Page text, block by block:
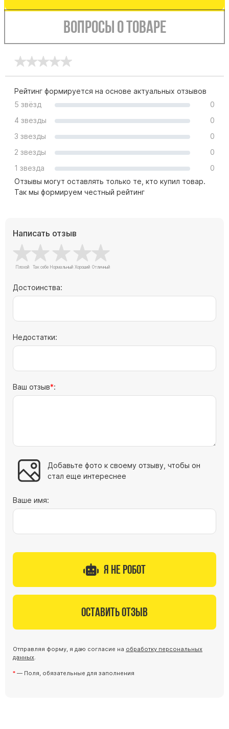
Буквы из латуни
Цоколь из гранита
Ограды из гранита
Столбы для ограды чугун
Ограды металл
Столы и лавки
Тротуарная плитка
Вазы полимерные
Подсвечники
Венки
Вазы из гранита
Скульптуры в полный рост
Скульптуры "Ангел" литиевые
Барельефы
Кресты
Распятие
Вопросы о товаре
Рейтинг формируется на основе актуальных отзывов
5 звёзд
0
4 звезды
0
3 звезды
0
2 звезды
0
1 звезда
0
Отзывы могут оставлять только те, кто купил товар.
Так мы формируем честный рейтинг
Написать отзыв
Достоинства:
Недостатки:
Ваш отзыв :
Добавьте фото к своему отзыву, чтобы он
стал еще интереснее
Ваше имя:
Я не робот
Оставить отзыв
Отправляя форму, я даю согласие на обработку персональных
данных.
— Поля, обязательные для заполнения